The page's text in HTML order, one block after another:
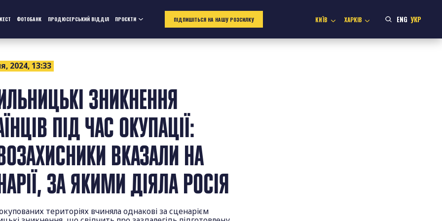
ФОТОБАНК ПРОДЮСЕРСЬКИЙ ВІДДІЛ ПРОЄКТИ ПІДПИШІТЬСЯ НА НАШУ РОЗСИЛКУ КИЇВ ХАРКІВ ENG УКР
2024, 13:33
ЗНИКНЕННЯ
ПІД ЧАС ОКУПАЦІЇ:
ВКАЗАЛИ НА
ЗА ЯКИМИ ДІЯЛА РОСІЯ
територіях вчиняла однакові за сценарієм